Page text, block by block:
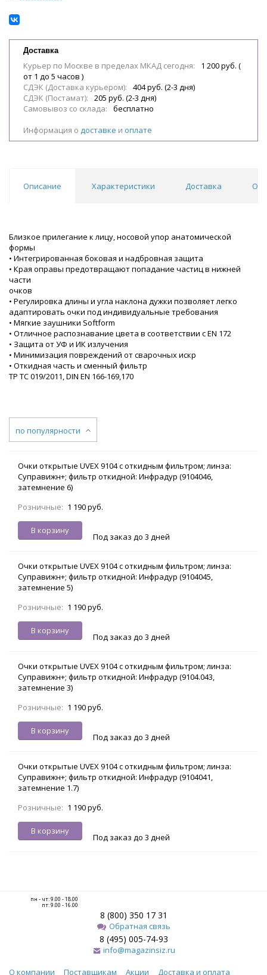
Доставка
Курьер по Москве в пределах МКАД сегодня:
1 200 руб. (
от 1 до 5 часов )
СДЭК (Доставка курьером):
404 руб. (2-3 дня)
СДЭК (Постамат):
205 руб. (2-3 дня)
Самовывоз со склада:
бесплатно
Информация о доставке и оплате
Описание Характеристики Доставка
Близкое прилегание к лицу, носовой упор анатомической
формы
• Интегрированная боковая и надбровная защита
• Края оправы предотвращают попадание частиц в нижней
части
очков
• Регулировка длины и угла наклона дужки позволяет легко
адаптировать очки под индивидуальные требования
• Мягкие заушники Softform
• Отличное распознавание цвета в соответствии с EN 172
• Защита от УФ и ИК излучения
• Минимизация повреждений от сварочных искр
• Откидная часть и сменный фильтр
ТР ТС 019/2011, DIN EN 166-169,170
по популярности
Очки открытые UVEX 9104 с откидным фильтром; линза:
Суправижн+; фильтр откидной: Инфрадур (9104046,
затемнение 6)
Розничные: 1 190 руб.
В корзину
Под заказ до 3 дней
Очки открытые UVEX 9104 с откидным фильтром; линза:
Суправижн+; фильтр откидной: Инфрадур (9104045,
затемнение 5)
Розничные: 1 190 руб.
В корзину
Под заказ до 3 дней
Очки открытые UVEX 9104 с откидным фильтром; линза:
Суправижн+; фильтр откидной: Инфрадур (9104.043,
затемнение 3)
Розничные: 1 190 руб.
В корзину
Под заказ до 3 дней
Очки открытые UVEX 9104 с откидным фильтром; линза:
Суправижн+; фильтр откидной: Инфрадур (9104041,
затемнение 1.7)
Розничные: 1 190 руб.
В корзину
Под заказ до 3 дней
пн - чт: 9.00 - 18.00
пт: 9.00 - 16.00
8 (800) 350 17 31
Обратная связь
8 (495) 005-74-93
info@magazinsiz.ru
О компании Поставщикам Акции Доставка и оплата